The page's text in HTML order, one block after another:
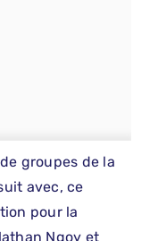
groupes de la
avec, ce
pour la
Ngoy et